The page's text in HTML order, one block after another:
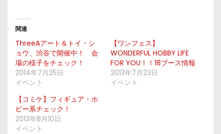
関連
ThreeAアート＆トイ・シ
ョウ、渋谷で開催中！ 会
場の様子をチェック！
2014年7月25日
イベント
【ワンフェス】
WONDERFUL HOBBY LIFE
FOR YOU！！18ブース情報
2013年7月23日
イベント
【コミケ】フィギュア・ホ
ビー系チェック！
2013年8月10日
イベント